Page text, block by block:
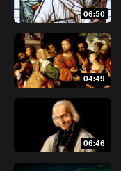
06:50
04:49
06:46